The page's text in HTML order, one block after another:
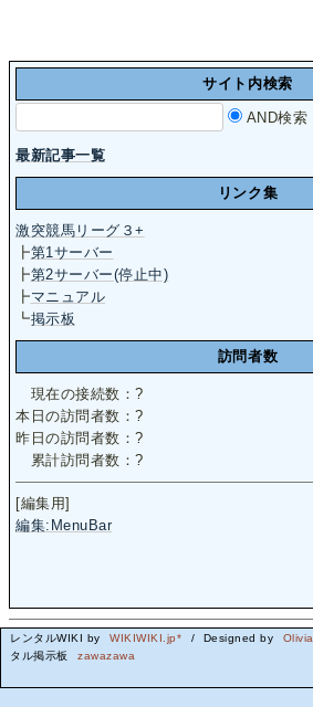
サイト内検索
AND検索
最新記事一覧
リンク集
激突競馬リーグ３+
┣第1サーバー
┣第2サーバー(停止中)
┣マニュアル
┗掲示板
訪問者数
現在の接続数：?
本日の訪問者数：?
昨日の訪問者数：?
累計訪問者数：?
[編集用]
編集:MenuBar
レンタルWIKI by WIKIWIKI.jp* / Designed by Olivia
タル掲示板
zawazawa